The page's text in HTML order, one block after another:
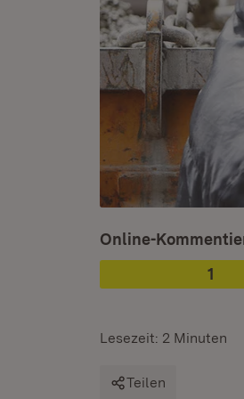
1
:
Ist ausgewählt.
Online-
Lesezeit: 2 Minuten
Teilen